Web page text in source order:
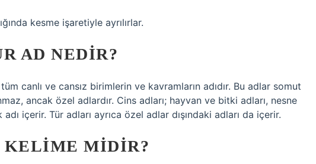
kesme işaretiyle ayrılırlar.
AD NEDIR?
canlı ve cansız birimlerin ve kavramların adıdır. Bu adlar somut
ancak özel adlardır. Cins adları; hayvan ve bitki adları, nesne
içerir. Tür adları ayrıca özel adlar dışındaki adları da içerir.
MIDIR?